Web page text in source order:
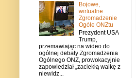
Bojowe,
wirtualne
Zgromadzenie
Ogóle ONZtu
Prezydent USA
Trump,
przemawiając na wideo do
ogólnej debaty Zgromadzenia
Ogólnego ONZ, prowokacyjnie
zapowiedział „zaciekłą walkę z
niewidz...